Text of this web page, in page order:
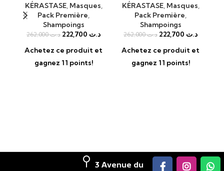
KÉRASTASE, Masques,
Pack Première,
Shampoings
د.ت262,000 د.ت
Achetez ce produit et
gagnez 11 points!
KÉRASTASE, Masques,
Pack Première,
Shampoings
د.ت262,000 د.ت
Achetez ce produit et
gagnez 11 points!
3 Avenue du